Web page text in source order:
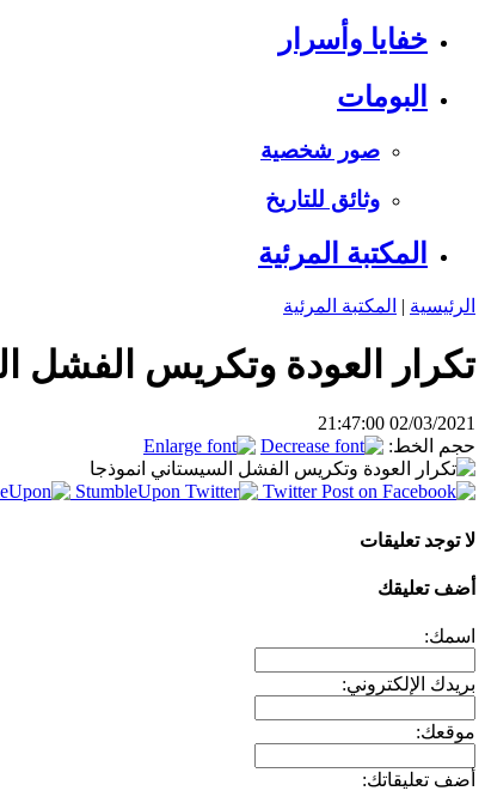
خفايا وأسرار
البومات
صور شخصية
وثائق للتاريخ
المكتبة المرئية
الرئيسية | المكتبة المرئية
تكرار العودة وتكريس الفشل
02/03/2021 21:47:00
حجم الخط:
StumbleUpon Twitter
لا توجد تعليقات
أضف تعليقك
اسمك:
بريدك الإلكتروني:
موقعك:
أضف تعليقاتك: